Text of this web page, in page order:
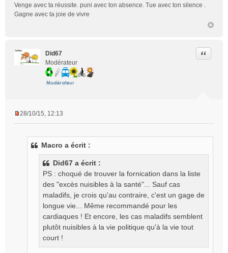
Venge avec ta réussite. puni avec ton absence. Tue avec ton silence .
Gagne avec ta joie de vivre
Did67
Modérateur
Citer
28/10/15, 12:13
Macro a écrit :
Did67 a écrit :
PS : choqué de trouver la fornication dans la liste
des "excès nuisibles à la santé"... Sauf cas
maladifs, je crois qu'au contraire, c'est un gage de
longue vie... Même recommandé pour les
cardiaques ! Et encore, les cas maladifs semblent
plutôt nuisibles à la vie politique qu'à la vie tout
court !